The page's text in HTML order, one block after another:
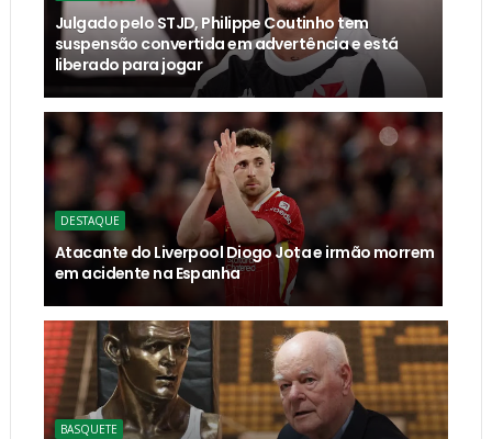
Julgado pelo STJD, Philippe Coutinho tem
suspensão convertida em advertência e está
liberado para jogar
DESTAQUE
Atacante do Liverpool Diogo Jota e irmão morrem
em acidente na Espanha
BASQUETE